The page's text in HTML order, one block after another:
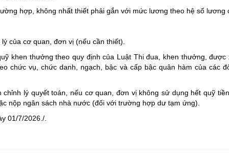
hợp, không nhất thiết phải gắn với mức lương theo hệ số lương
của cơ quan, đơn vị (nếu cần thiết).
khen thưởng theo quy định của Luật Thi đua, khen thưởng, được
chức vụ, chức danh, ngạch, bậc và cấp bậc quân hàm của các
lý quyết toán, nếu cơ quan, đơn vị không sử dụng hết quỹ
nộp ngân sách nhà nước (đối với trường hợp dư tạm ứng).
01/7/2026./.